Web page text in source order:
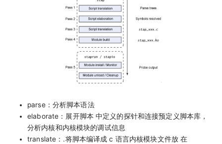
parse：分析脚本语法
elaborate：展开脚本 中定义的探针和连接预定义脚本库，
分析内核和内核模块的调试信息
translate：.将脚本编译成 c 语言内核模块文件放 在